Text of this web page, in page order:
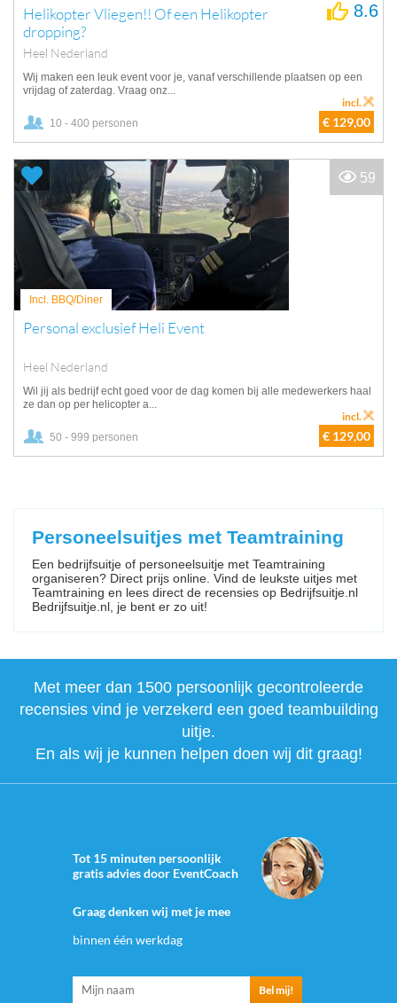
Helikopter Vliegen!! Of een Helikopter
dropping?
Heel Nederland
8.6
Wij maken een leuk event voor je, vanaf verschillende plaatsen op een
vrijdag of zaterdag. Vraag onz...
10 - 400 personen € 129,00
incl.
Incl. BBQ/Diner
Personal exclusief Heli Event
Heel Nederland
Wil jij als bedrijf echt goed voor de dag komen bij alle medewerkers haal
ze dan op per helicopter a...
50 - 999 personen € 129,00
incl.
59
Personeelsuitjes met Teamtraining
Een bedrijfsuitje of personeelsuitje met Teamtraining
organiseren? Direct prijs online. Vind de leukste uitjes met
Teamtraining en lees direct de recensies op Bedrijfsuitje.nl
Bedrijfsuitje.nl, je bent er zo uit!
Met meer dan 1500 persoonlijk gecontroleerde
recensies vind je verzekerd een goed teambuilding
uitje.
En als wij je kunnen helpen doen wij dit graag!
Tot 15 minuten persoonlijk
gratis advies door EventCoach
Graag denken wij met je mee
binnen één werkdag